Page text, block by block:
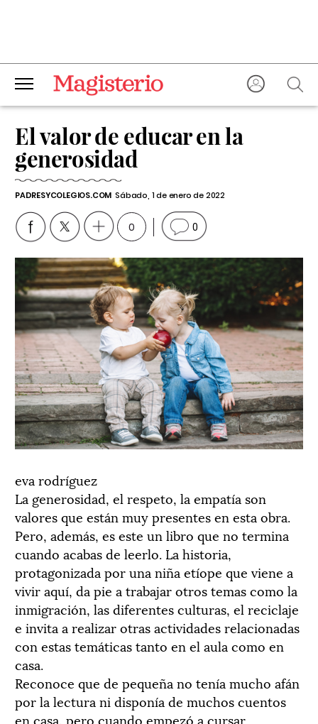
El valor de educar en la
generosidad
PADRESYCOLEGIOS.COM Sábado, 1 de enero de 2022
0 0
eva rodríguez
La generosidad, el respeto, la empatía son
valores que están muy presentes en esta obra.
Pero, además, es este un libro que no termina
cuando acabas de leerlo. La historia,
protagonizada por una niña etíope que viene a
vivir aquí, da pie a trabajar otros temas como la
inmigración, las diferentes culturas, el reciclaje
e invita a realizar otras actividades relacionadas
con estas temáticas tanto en el aula como en
casa.
Reconoce que de pequeña no tenía mucho afán
por la lectura ni disponía de muchos cuentos
en casa, pero cuando empezó a cursar